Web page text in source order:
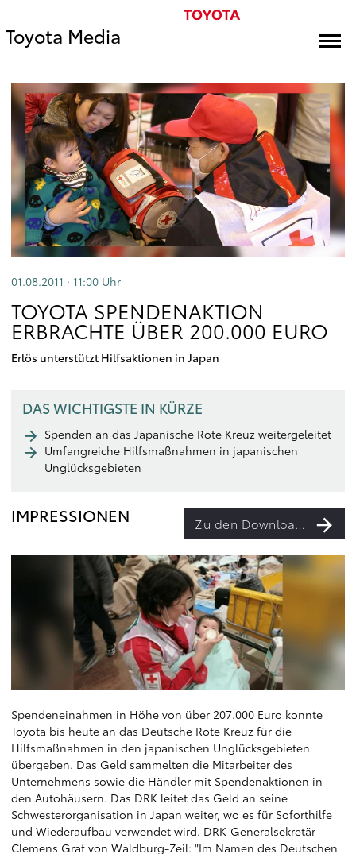
Toyota Media
01.08.2011 · 11:00 Uhr
TOYOTA SPENDENAKTION
ERBRACHTE ÜBER 200.000 EURO
Erlös unterstützt Hilfsaktionen in Japan
DAS WICHTIGSTE IN KÜRZE
Spenden an das Japanische Rote Kreuz weitergeleitet
Umfangreiche Hilfsmaßnahmen in japanischen
Unglücksgebieten
IMPRESSIONEN Zu den Downloads
Spendeneinahmen in Höhe von über 207.000 Euro konnte
Toyota bis heute an das Deutsche Rote Kreuz für die
Hilfsmaßnahmen in den japanischen Unglücksgebieten
übergeben. Das Geld sammelten die Mitarbeiter des
Unternehmens sowie die Händler mit Spendenaktionen in
den Autohäusern. Das DRK leitet das Geld an seine
Schwesterorganisation in Japan weiter, wo es für Soforthilfe
und Wiederaufbau verwendet wird. DRK-Generalsekretär
Clemens Graf von Waldburg-Zeil: "Im Namen des Deutschen